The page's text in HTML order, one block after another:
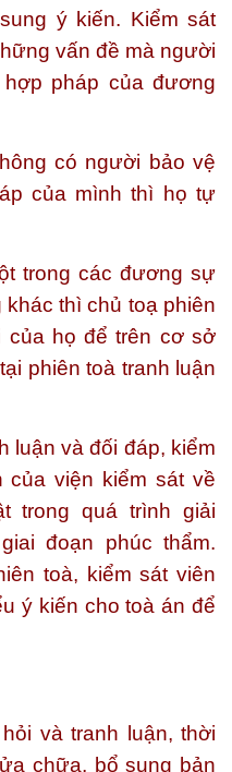
ý kiến. Kiểm sát
vấn đề mà người
pháp của đương
có người bảo vệ
của mình thì họ tự
trong các đương sự
thì chủ toạ phiên
của họ để trên cơ sở
phiên toà tranh luận
luận và đối đáp, kiểm
của viện kiểm sát về
trong quá trình giải
đoạn phúc thẩm.
toà, kiểm sát viên
ý kiến cho toà án để
và tranh luận, thời
chữa, bổ sung bản